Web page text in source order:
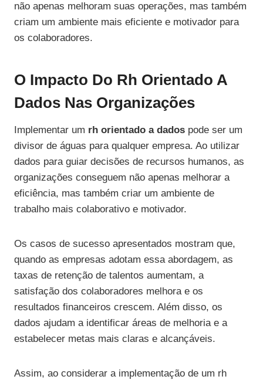
não apenas melhoram suas operações, mas também
criam um ambiente mais eficiente e motivador para
os colaboradores.
O Impacto Do Rh Orientado A
Dados Nas Organizações
Implementar um rh orientado a dados pode ser um
divisor de águas para qualquer empresa. Ao utilizar
dados para guiar decisões de recursos humanos, as
organizações conseguem não apenas melhorar a
eficiência, mas também criar um ambiente de
trabalho mais colaborativo e motivador.
Os casos de sucesso apresentados mostram que,
quando as empresas adotam essa abordagem, as
taxas de retenção de talentos aumentam, a
satisfação dos colaboradores melhora e os
resultados financeiros crescem. Além disso, os
dados ajudam a identificar áreas de melhoria e a
estabelecer metas mais claras e alcançáveis.
Assim, ao considerar a implementação de um rh